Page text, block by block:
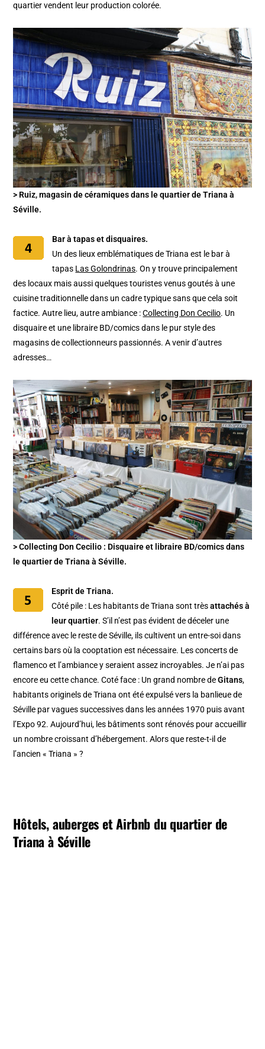
quartier vendent leur production colorée.
> Ruiz, magasin de céramiques dans le quartier de Triana à
Séville.
Bar à tapas et disquaires.
Un des lieux emblématiques de Triana est le bar à
tapas Las Golondrinas. On y trouve principalement
des locaux mais aussi quelques touristes venus goutés à une
cuisine traditionnelle dans un cadre typique sans que cela soit
factice. Autre lieu, autre ambiance :Collecting Don Cecilio. Un
disquaire et une libraire BD/comics dans le pur style des
magasins de collectionneurs passionnés. A venir d’autres
adresses…
> Collecting Don Cecilio : Disquaire et libraire BD/comics dans
le quartier de Triana à Séville.
Esprit de Triana.
Côté pile : Les habitants de Triana sont trèsattachés à
leur quartier. S’il n’est pas évident de déceler une
différence avec le reste de Séville, ils cultivent un entre-soi dans
certains bars où la cooptation est nécessaire. Les concerts de
flamenco et l’ambiance y seraient assez incroyables. Je n’ai pas
encore eu cette chance. Coté face : Un grand nombre deGitans,
habitants originels de Triana ont été expulsé vers la banlieue de
Séville par vagues successives dans les années 1970 puis avant
l’Expo 92. Aujourd’hui, les bâtiments sont rénovés pour accueillir
un nombre croissant d’hébergement. Alors que reste-t-il de
l’ancien « Triana » ?
Hôtels, auberges et Airbnb du quartier de
Triana à Séville